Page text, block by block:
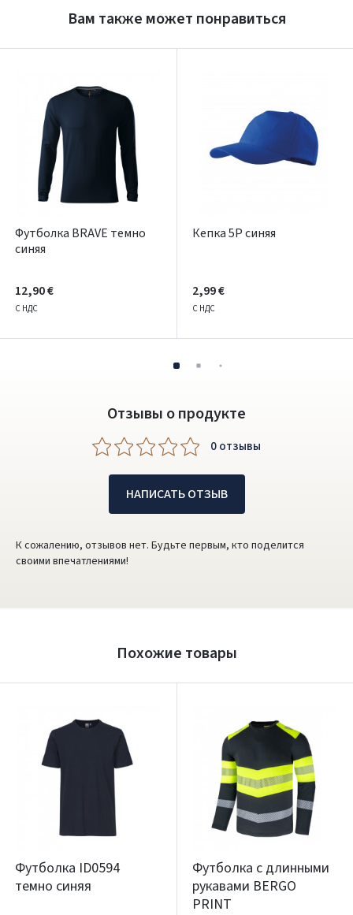
Вам также может понравиться
Футболка BRAVE темно
синяя
12,90 €
С НДС
Кепка 5P синяя
2,99 €
С НДС
Отзывы о продукте
0 oтзывы
НАПИСАТЬ ОТЗЫВ
К сожалению, отзывов нет. Будьте первым, кто поделится
своими впечатлениями!
Написать отзыв
Похожие товары
Футболка ID0594
темно синяя
Футболка с длинными
рукавами BERGO
PRINT
Prisijungti
Dar neturite paskyros? Registruokites